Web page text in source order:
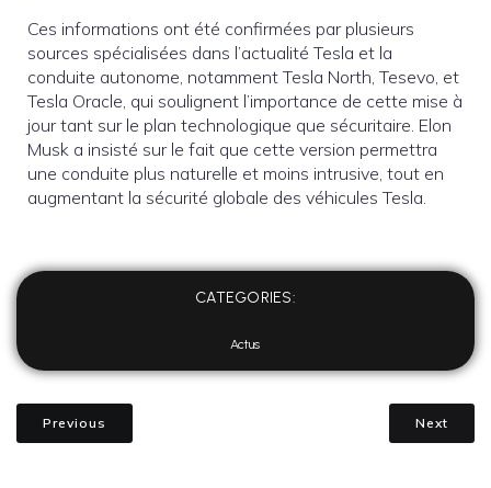
Ces informations ont été confirmées par plusieurs
sources spécialisées dans l’actualité Tesla et la
conduite autonome, notamment Tesla North, Tesevo, et
Tesla Oracle, qui soulignent l’importance de cette mise à
jour tant sur le plan technologique que sécuritaire. Elon
Musk a insisté sur le fait que cette version permettra
une conduite plus naturelle et moins intrusive, tout en
augmentant la sécurité globale des véhicules Tesla.
CATEGORIES:
Actus
Previous Next